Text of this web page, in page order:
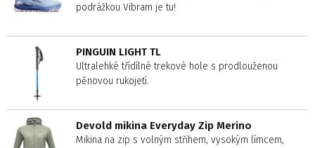
podrážkou Vibram je tu!
PINGUIN LIGHT TL
Ultralehké třídílné trekové hole s prodlouženou
pěnovou rukojetí.
Devold mikina Everyday Zip Merino
Mikina na zip s volným střihem, vysokým límcem,